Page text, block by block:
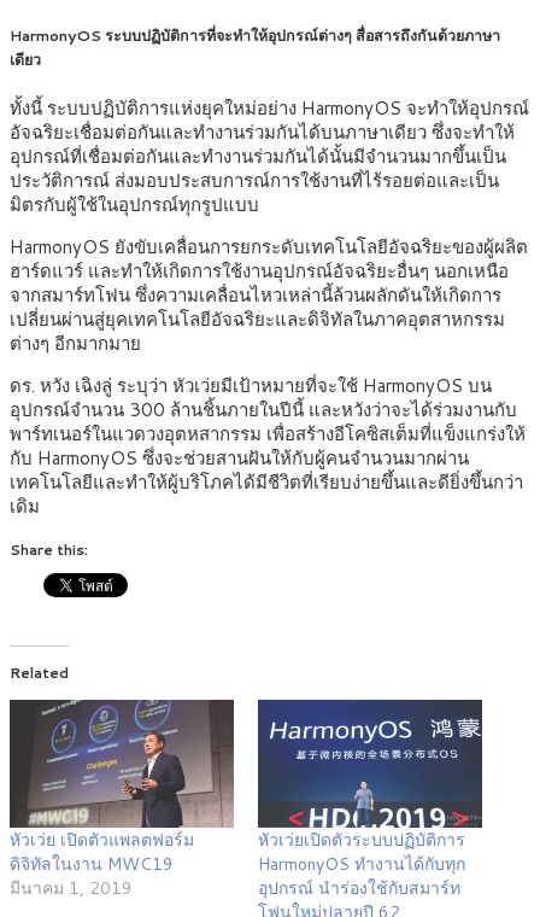
HarmonyOS ระบบปฏิบัติการที่จะทำให้อุปกรณ์ต่างๆ สื่อสารถึงกันด้วยภาษา
เดียว
ทั้งนี้ ระบบปฏิบัติการแห่งยุคใหม่อย่าง HarmonyOS จะทำให้อุปกรณ์
อัจฉริยะเชื่อมต่อกันและทำงานร่วมกันได้บนภาษาเดียว ซึ่งจะทำให้
อุปกรณ์ที่เชื่อมต่อกันและทำงานร่วมกันได้นั้นมีจำนวนมากขึ้นเป็น
ประวัติการณ์ ส่งมอบประสบการณ์การใช้งานที่ไร้รอยต่อและเป็น
มิตรกับผู้ใช้ในอุปกรณ์ทุกรูปแบบ
HarmonyOS ยังขับเคลื่อนการยกระดับเทคโนโลยีอัจฉริยะของผู้ผลิต
ฮาร์ดแวร์ และทำให้เกิดการใช้งานอุปกรณ์อัจฉริยะอื่นๆ นอกเหนือ
จากสมาร์ทโฟน ซึ่งความเคลื่อนไหวเหล่านี้ล้วนผลักดันให้เกิดการ
เปลี่ยนผ่านสู่ยุคเทคโนโลยีอัจฉริยะและดิจิทัลในภาคอุตสาหกรรม
ต่างๆ อีกมากมาย
ดร. หวัง เฉิงลู่ ระบุว่า หัวเว่ยมีเป้าหมายที่จะใช้ HarmonyOS บน
อุปกรณ์จำนวน 300 ล้านชิ้นภายในปีนี้ และหวังว่าจะได้ร่วมงานกับ
พาร์ทเนอร์ในแวดวงอุตหสากรรม เพื่อสร้างอีโคซิสเต็มที่แข็งแกร่งให้
กับ HarmonyOS ซึ่งจะช่วยสานฝันให้กับผู้คนจำนวนมากผ่าน
เทคโนโลยีและทำให้ผู้บริโภคได้มีชีวิตที่เรียบง่ายขึ้นและดียิ่งขึ้นกว่า
เดิม
Share this:
Related
หัวเว่ย เปิดตัวแพลตฟอร์ม
ดิจิทัลในงาน MWC19
มีนาคม 1, 2019
หัวเว่ยเปิดตัวระบบปฏิบัติการ
HarmonyOS ทำงานได้กับทุก
อุปกรณ์ นำร่องใช้กับสมาร์ท